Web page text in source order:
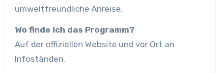
umweltfreundliche Anreise.
Wo finde ich das Programm?
Auf der offiziellen Website und vor Ort an
Infoständen.